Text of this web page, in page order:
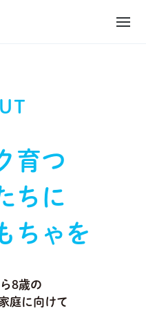
育つ
ちに
ちゃを
8歳の
庭に向けて